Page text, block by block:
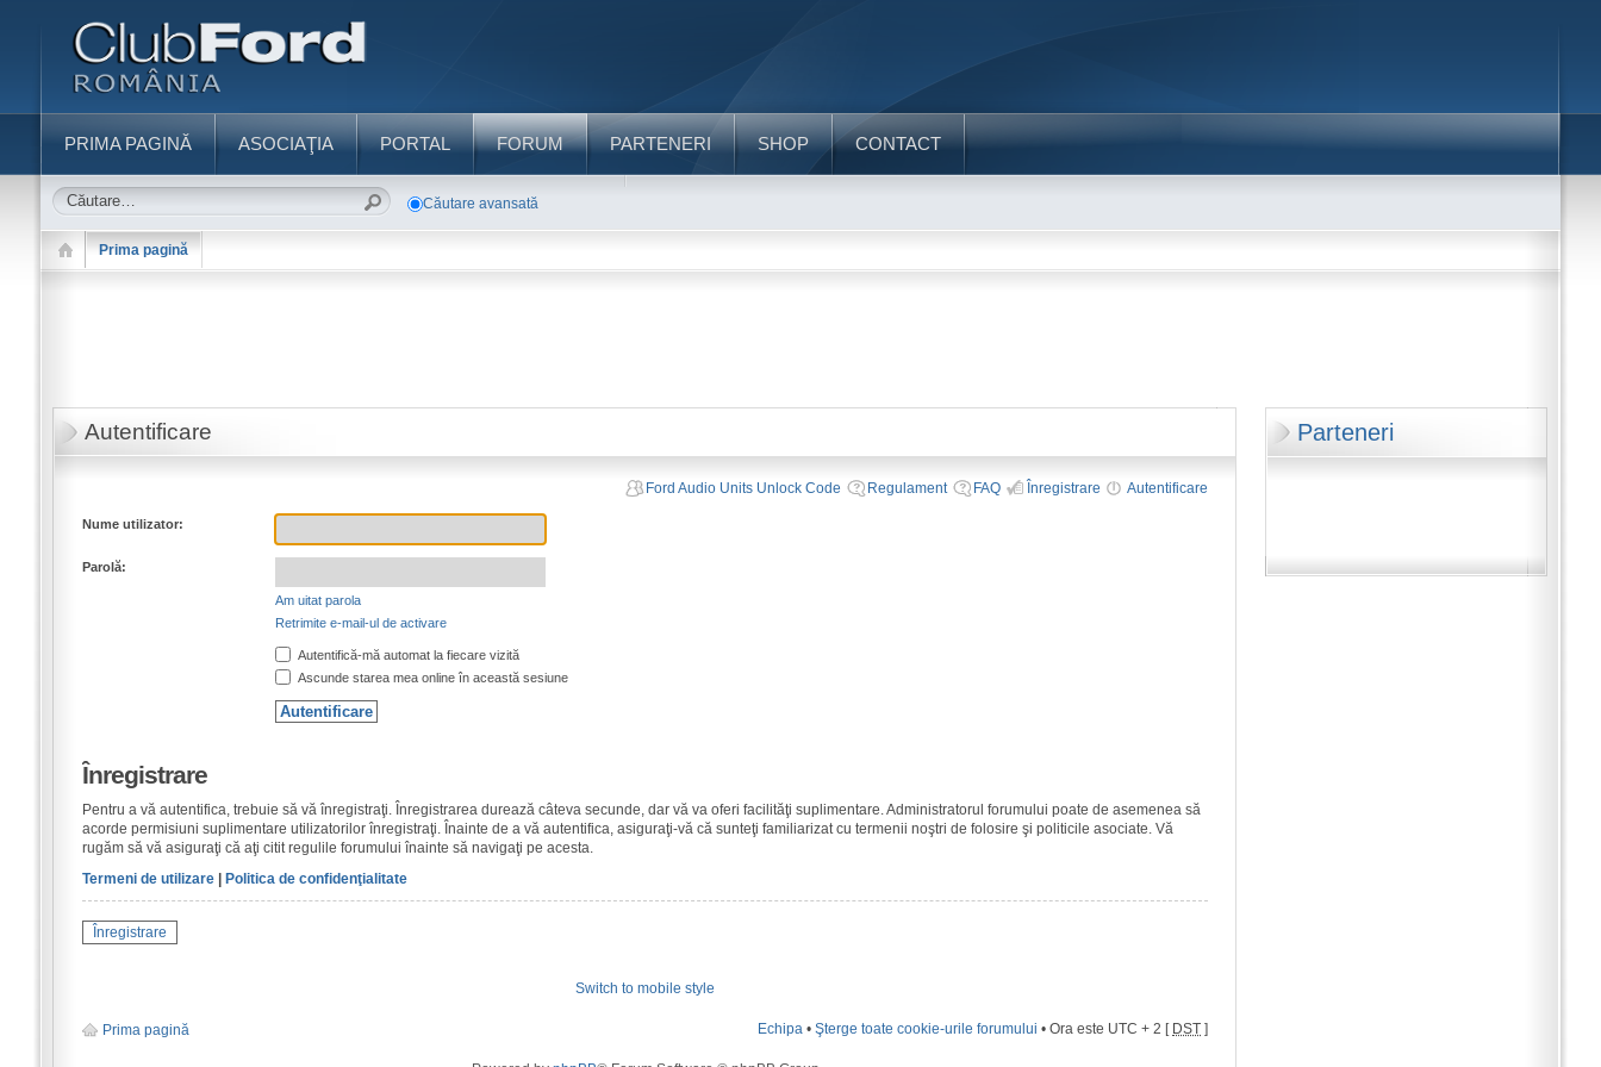
PRIMA PAGINĂ ASOCIAŢIA PORTAL FORUM PARTENERI SHOP CONTACT
Căutare avansată
Prima pagină
Parteneri
Autentificare
Ford Audio Units Unlock Code Regulament FAQ Înregistrare Autentificare
Nume utilizator:
Parolă:
Am uitat parola
Retrimite e-mail-ul de activare
Autentifică-mă automat la fiecare vizită
Ascunde starea mea online în această sesiune
Înregistrare
Pentru a vă autentifica, trebuie să vă înregistraţi. Înregistrarea durează câteva secunde, dar vă va oferi facilităţi suplimentare. Administratorul forumului poate de asemenea să
acorde permisiuni suplimentare utilizatorilor înregistraţi. Înainte de a vă autentifica, asiguraţi-vă că sunteţi familiarizat cu termenii noştri de folosire şi politicile asociate. Vă
rugăm să vă asiguraţi că aţi citit regulile forumului înainte să navigaţi pe acesta.
Termeni de utilizare| Politica de confidenţialitate
Înregistrare
Switch to mobile style
Prima pagină Echipa •Şterge toate cookie-urile forumului • Ora este UTC + 2 [ DST ]